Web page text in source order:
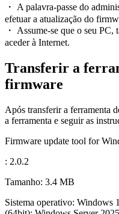
・ A palavra-passe do
efetuar a atualização do
・ Assume-se que o seu
aceder à Internet.
Transferir a
firmware
Após transferir a ferramenta
a ferramenta e seguir as
Firmware update tool for
: 2.0.2
Tamanho: 3.4 MB
Sistema operativo: Windows